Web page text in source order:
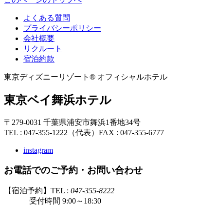
よくある質問
プライバシーポリシー
会社概要
リクルート
宿泊約款
東京ディズニーリゾート® オフィシャルホテル
東京ベイ舞浜ホテル
〒279-0031 千葉県浦安市舞浜1番地34号
TEL : 047-355-1222（代表） FAX : 047-355-6777
instagram
お電話でのご予約・お問い合わせ
【宿泊予約】TEL : 047-355-8222
受付時間 9:00～18:30